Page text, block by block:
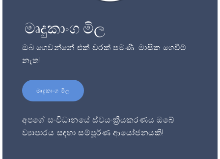
මෘදුකාංග මිල
ඔබ ගෙවන්නේ එක් වරක් පමණි. මාසික ගෙවීම්
නැත!
මෘදුකාංග මිල
අපගේ සංවිධානයේ ස්වයංක්‍රීයකරණය ඔබේ
ව්‍යාපාරය සඳහා සම්පූර්ණ ආයෝජනයකි!